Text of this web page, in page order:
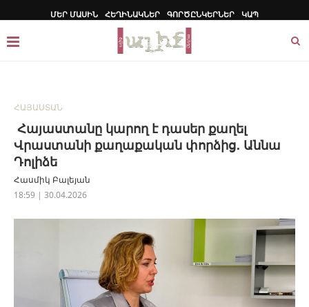
ՄԵՐ ՄԱՍԻՆ ՀԵՂԻՆԱԿՆԵՐ ԳՈՐԾԸՆԿԵՐՆԵՐ ԿԱՊ
ՀԱՅԱՍՏԱՆ
Հայաստանը կարող է դասեր քաղել
Վրաստանի քաղաքական փորձից․ Աննա
Դոլիձե
Հասմիկ Բալեյան
18:59 | 30.04.2026